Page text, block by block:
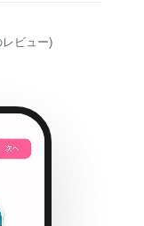
ビュー)